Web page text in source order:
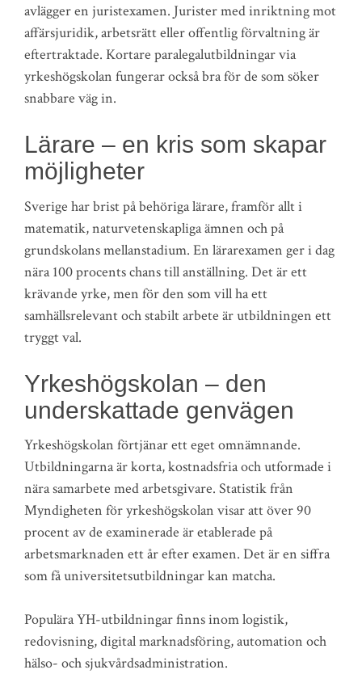
avlägger en juristexamen. Jurister med inriktning mot
affärsjuridik, arbetsrätt eller offentlig förvaltning är
eftertraktade. Kortare paralegalutbildningar via
yrkeshögskolan fungerar också bra för de som söker
snabbare väg in.
Lärare – en kris som skapar
möjligheter
Sverige har brist på behöriga lärare, framför allt i
matematik, naturvetenskapliga ämnen och på
grundskolans mellanstadium. En lärarexamen ger i dag
nära 100 procents chans till anställning. Det är ett
krävande yrke, men för den som vill ha ett
samhällsrelevant och stabilt arbete är utbildningen ett
tryggt val.
Yrkeshögskolan – den
underskattade genvägen
Yrkeshögskolan förtjänar ett eget omnämnande.
Utbildningarna är korta, kostnadsfria och utformade i
nära samarbete med arbetsgivare. Statistik från
Myndigheten för yrkeshögskolan visar att över 90
procent av de examinerade är etablerade på
arbetsmarknaden ett år efter examen. Det är en siffra
som få universitetsutbildningar kan matcha.
Populära YH-utbildningar finns inom logistik,
redovisning, digital marknadsföring, automation och
hälso- och sjukvårdsadministration.